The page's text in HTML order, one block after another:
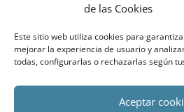
de las Cookies
Este sitio web utiliza cookies para
mejorar la experiencia de usuario y
todas, configurarlas o rechazarlas según
Aceptar
¿Se puede aplicar papel
para cerámica en
artísticos y comerciales?